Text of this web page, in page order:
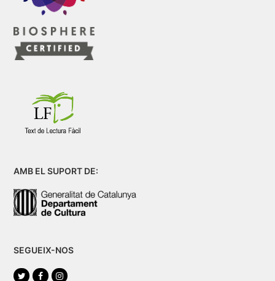
AMB EL SUPORT DE:
SEGUEIX-NOS
TwitterFacebookInstagram